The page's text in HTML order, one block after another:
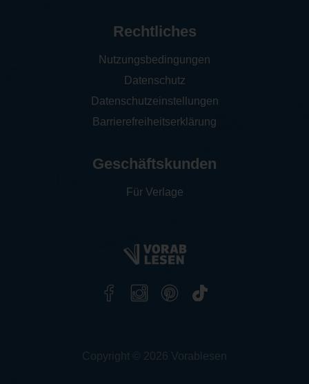
Rechtliches
Nutzungsbedingungen
Datenschutz
Datenschutzeinstellungen
Barrierefreiheitserklärung
Geschäftskunden
Für Verlage
Copyright © 2026 Vorablesen